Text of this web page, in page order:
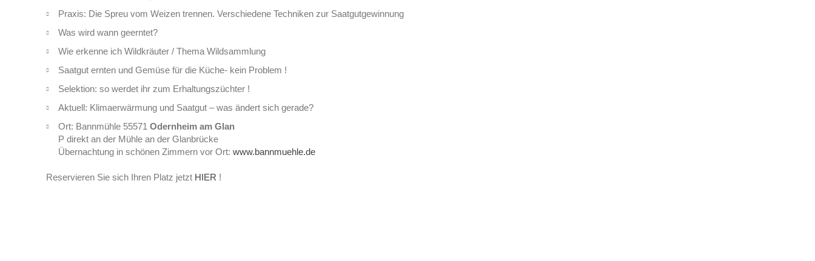
Praxis: Die Spreu vom Weizen trennen. Verschiedene Techniken zur Saatgutgewinnung
Was wird wann geerntet?
Wie erkenne ich Wildkräuter / Thema Wildsammlung
Saatgut ernten und Gemüse für die Küche- kein Problem !
Selektion: so werdet ihr zum Erhaltungszüchter !
Aktuell: Klimaerwärmung und Saatgut – was ändert sich gerade?
Ort: Bannmühle 55571 Odernheim am Glan
P direkt an der Mühle an der Glanbrücke
Übernachtung in schönen Zimmern vor Ort: www.bannmuehle.de
Reservieren Sie sich Ihren Platz jetzt HIER !